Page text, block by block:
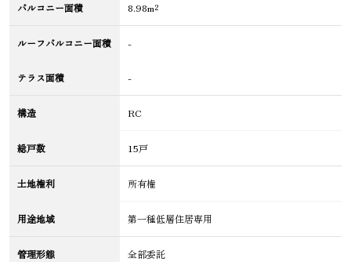
バルコニー面積 8.98m²
ルーフバルコニー面積 -
テラス面積 -
構造 RC
総戸数 15戸
土地権利 所有権
用途地域 第一種低層住居専用
管理形態 全部委託